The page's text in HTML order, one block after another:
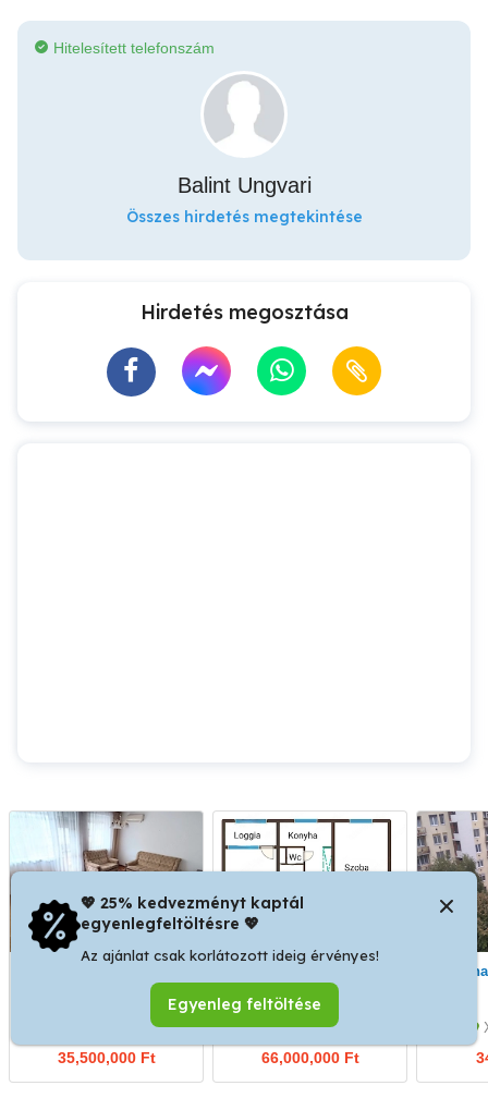
Hitelesített telefonszám
Balint Ungvari
Összes hirdetés megtekintése
Hirdetés megosztása
utcában 64 m2 lakás
tulajdonostól eladó
35,500,000 Ft
III. kerület
66,000,000 Ft
💖 25% kedvezményt kaptál
egyenlegfeltöltésre 💖
Az ajánlat csak korlátozott ideig érvényes!
Egyenleg feltöltése